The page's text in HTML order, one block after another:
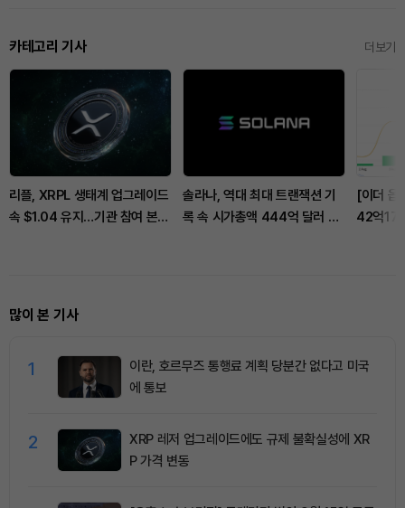
카테고리 기사 더보기
리플, XRPL 생태계 업그레이드
속 $1.04 유지…기관 참여 본격
솔라나, 역대 최대 트랜잭션 기
록 속 시가총액 444억 달러 돌
[이더 옵
42억
많이 본 기사
1
이란, 호르무즈 통행료 계획 당분간 없다고 미국
에 통보
2
XRP 레저 업그레이드에도 규제 불확실성에 XR
P 가격 변동